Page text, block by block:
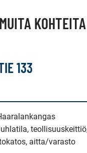
MUITA KOHTEITA
133
aitta/varasto